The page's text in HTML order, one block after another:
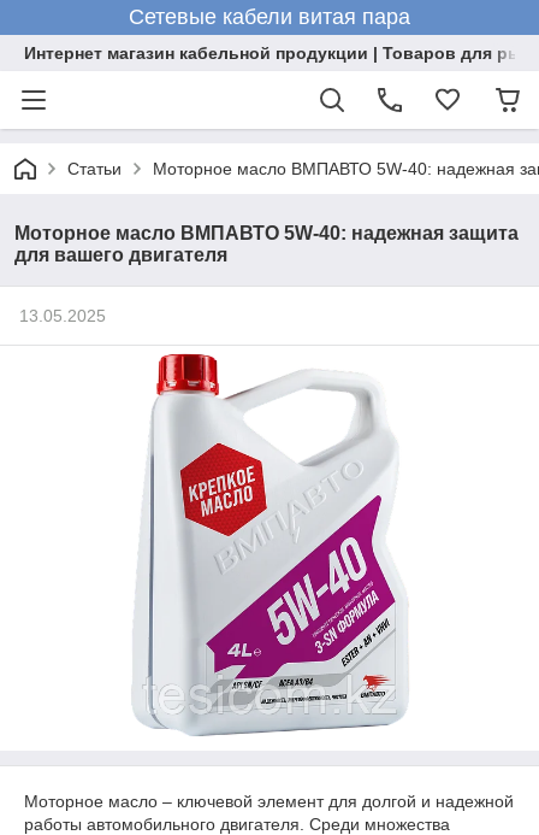
Сетевые кабели витая пара
Интернет магазин кабельной продукции | Товаров для
Статьи Моторное масло ВМПАВТО 5W-40: надежная
Моторное масло ВМПАВТО 5W-40: надежная защита
для вашего двигателя
13.05.2025
Моторное масло – ключевой элемент для долгой и надежной
работы автомобильного двигателя. Среди множества